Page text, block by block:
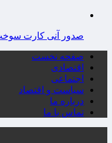
صدور آنی کارت
صفحه نخست
اقتصادی
اجتماعی
سیاست و اقتصاد
درباره ما
تماس با ما